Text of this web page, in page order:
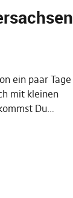
ein paar
mit kleinen
Du…